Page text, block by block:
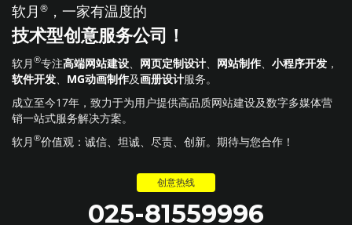
软月 ® ，一家有温度的
技术型创意服务公司！
软月 ®专注高端网站建设 网页定制设计 网站制作 小程序开发 ，
软件开发
MG动画制作及画册设计服务。
成立至今17年，致力于为用户提供高品质网站建设及数字多媒体营
销一站式服务解决方案。
软月 ®价值观：诚信、坦诚、尽责、创新。期待与您合作！
创意热线
025-81559996